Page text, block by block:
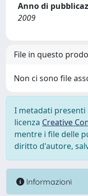
Anno di
2009
File in questo
Non ci sono file
I metadati presenti
licenza Creative
mentre i file delle
diritto d'autore,
Informazioni